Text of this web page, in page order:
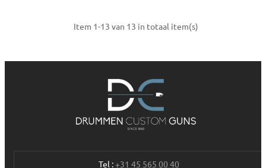
Item 1-13 van 13 in totaal item(s)
Tel :+31 45 565 00 40